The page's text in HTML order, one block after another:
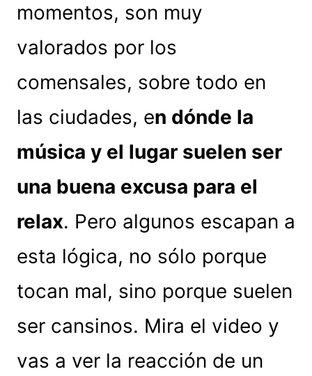
momentos, son muy
valorados por los
comensales, sobre todo en
las ciudades, en dónde la
música y el lugar suelen ser
una buena excusa para el
relax. Pero algunos escapan a
esta lógica, no sólo porque
tocan mal, sino porque suelen
ser cansinos. Mira el video y
vas a ver la reacción de un